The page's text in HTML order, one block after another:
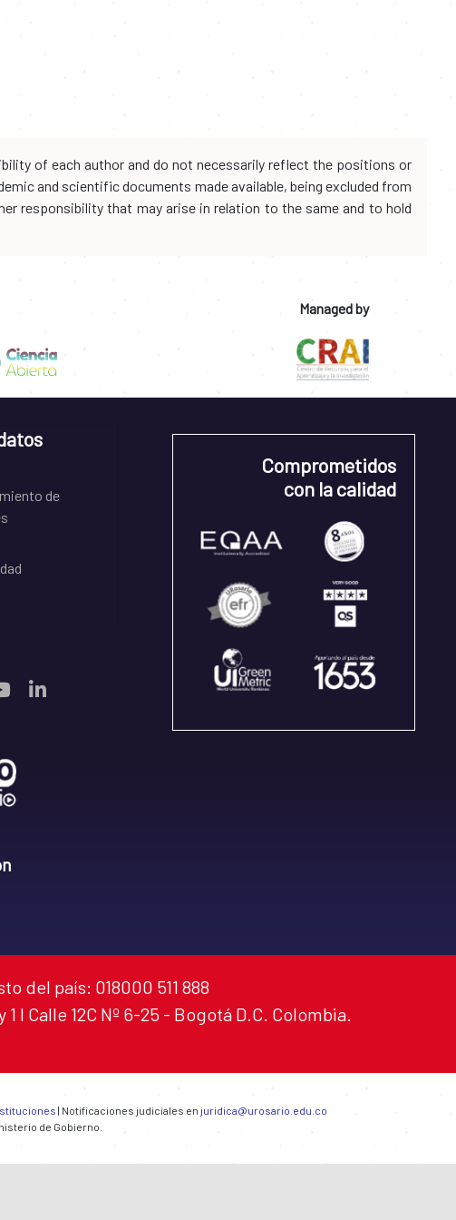
of each author and do not necessarily reflect the positions or
and scientific documents made available, being excluded from
responsibility that may arise in relation to the same and to hold
Managed by
de
Comprometidos
con la calidad
del país: 018000 511 888
I Calle 12C Nº 6-25 - Bogotá D.C. Colombia.
| Notificaciones judiciales en juridica@urosario.edu.co
de Gobierno.